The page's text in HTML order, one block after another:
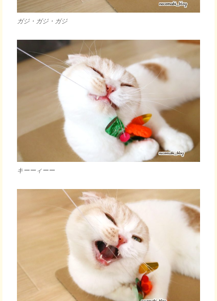
ガジ・ガジ・ガジ
キーーィーー